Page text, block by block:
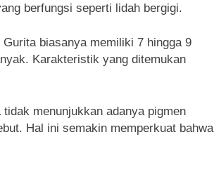
berfungsi seperti lidah bergigi.
biasanya memiliki 7 hingga 9
Karakteristik yang ditemukan
menunjukkan adanya pigmen
Hal ini semakin memperkuat bahwa